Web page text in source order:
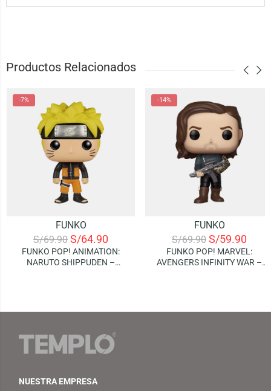
Productos Relacionados
-7%
FUNKO
S/69.90 S/64.90
FUNKO POP! ANIMATION:
NARUTO SHIPPUDEN –
-14%
FUNKO
S/69.90 S/59.90
FUNKO POP! MARVEL:
AVENGERS INFINITY WAR –
NUESTRA EMPRESA